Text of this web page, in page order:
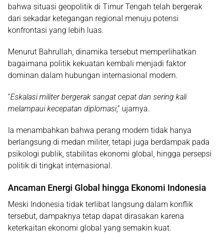
bahwa situasi geopolitik di Timur Tengah telah bergerak
dari sekadar ketegangan regional menuju potensi
konfrontasi yang lebih luas.
Menurut Bahrullah, dinamika tersebut memperlihatkan
bagaimana politik kekuatan kembali menjadi faktor
dominan dalam hubungan internasional modern.
“Eskalasi militer bergerak sangat cepat dan sering kali
melampaui kecepatan diplomasi,” ujarnya.
Ia menambahkan bahwa perang modern tidak hanya
berlangsung di medan militer, tetapi juga berdampak pada
psikologi publik, stabilitas ekonomi global, hingga persepsi
politik di tingkat internasional.
Ancaman Energi Global hingga Ekonomi Indonesia
Meski Indonesia tidak terlibat langsung dalam konflik
tersebut, dampaknya tetap dapat dirasakan karena
keterkaitan ekonomi global yang semakin kuat.